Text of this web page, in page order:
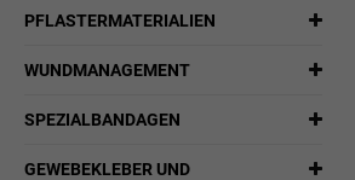
PFLASTERMATERIALIEN
WUNDMANAGEMENT
SPEZIALBANDAGEN
GEWEBEKLEBER UND